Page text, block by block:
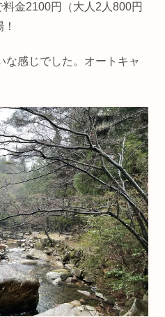
金2100円（大人2人800円
な感じでした。オートキャ